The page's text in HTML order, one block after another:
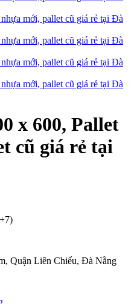
x 600, Pallet
cũ giá rẻ tại
Quận Liên Chiểu, Đà Nẵng